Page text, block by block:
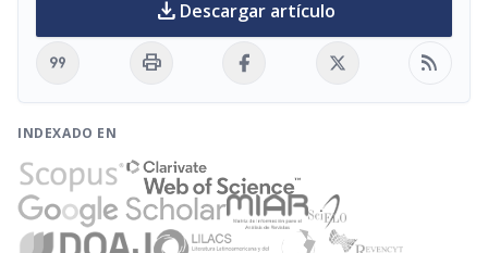
download Descargar artículo
format_quote print rss_feed
INDEXADO EN